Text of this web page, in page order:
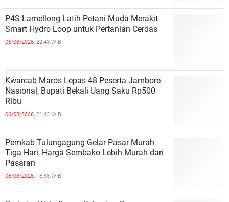
P4S Lamellong Latih Petani Muda Merakit
Smart Hydro Loop untuk Pertanian Cerdas
06/08/2026, 22:43 WIB
Kwarcab Maros Lepas 48 Peserta Jambore
Nasional, Bupati Bekali Uang Saku Rp500
Ribu
06/08/2026, 21:43 WIB
Pemkab Tulungagung Gelar Pasar Murah
Tiga Hari, Harga Sembako Lebih Murah dari
Pasaran
06/08/2026, 18:38 WIB